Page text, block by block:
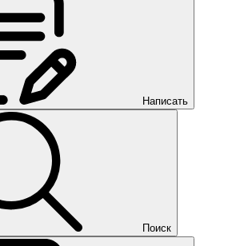
Написать
Поиск